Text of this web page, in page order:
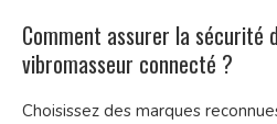
Comment assurer la sécurité
vibromasseur connecté ?
Choisissez des marques